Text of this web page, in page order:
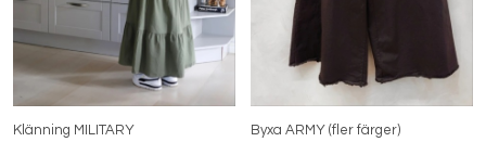
Klänning MILITARY Byxa ARMY (fler färger)